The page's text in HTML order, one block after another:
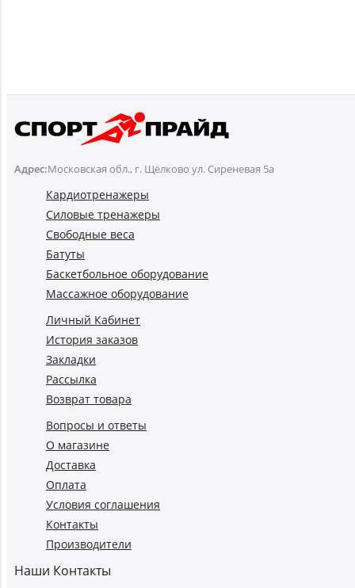
Адрес:Московская обл., г. Щёлково ул. Сиреневая 5а
Кардиотренажеры
Силовые тренажеры
Свободные веса
Батуты
Баскетбольное оборудование
Массажное оборудование
Личный Кабинет
История заказов
Закладки
Рассылка
Возврат товара
Вопросы и ответы
О магазине
Доставка
Оплата
Условия соглашения
Контакты
Производители
Наши Контакты